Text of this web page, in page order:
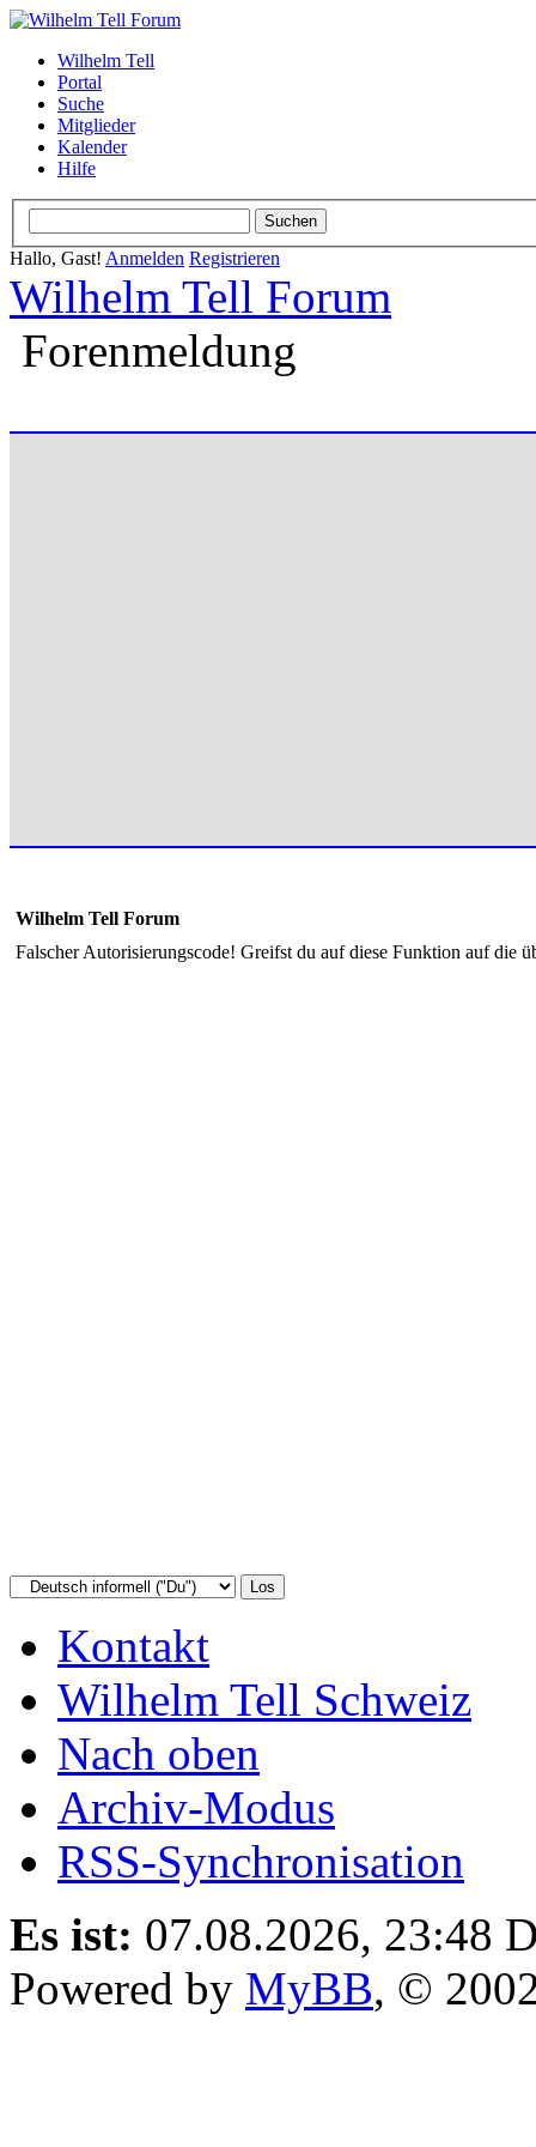
Wilhelm Tell
Portal
Suche
Mitglieder
Kalender
Hilfe
Hallo, Gast! Anmelden Registrieren
Wilhelm Tell Forum
Forenmeldung
Wilhelm Tell Forum
Falscher Autorisierungscode! Greifst du auf diese Funktion auf die
Kontakt
Wilhelm Tell Schweiz
Nach oben
Archiv-Modus
RSS-Synchronisation
Es ist: 07.08.2026, 23:48
Powered by MyBB, ©